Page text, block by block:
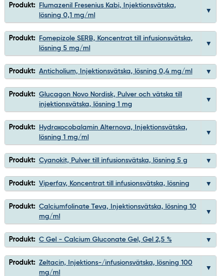
Produkt:
Flumazenil Fresenius Kabi, Injektionsvätska,
lösning 0,1 mg/ml
Produkt:
Fomepizole SERB, Koncentrat till infusionsvätska,
lösning 5 mg/ml
Produkt: Anticholium, Injektionsvätska, lösning 0,4 mg/ml
Produkt: Glucagon Novo Nordisk, Pulver och vätska till
injektionsvätska, lösning 1 mg
Produkt:
Hydroxocobalamin Alternova, Injektionsvätska,
lösning 1 mg/ml
Produkt: Cyanokit, Pulver till infusionsvätska, lösning 5 g
Produkt: Viperfav, Koncentrat till infusionsvätska, lösning
Produkt: Calciumfolinate Teva, Injektionsvätska, lösning 10
mg/ml
Produkt: C Gel - Calcium Gluconate Gel, Gel 2,5 %
Produkt: Zeltacin, Injektions-/infusionsvätska, lösning 100
mg/ml